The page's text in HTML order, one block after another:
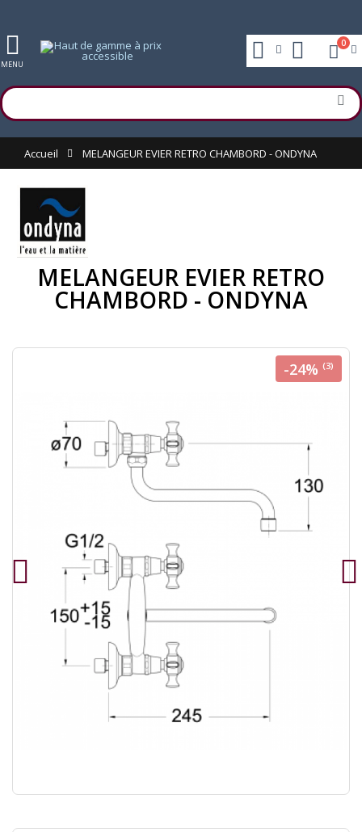
MENU
0
Accueil MELANGEUR EVIER RETRO CHAMBORD - ONDYNA
MELANGEUR EVIER RETRO
CHAMBORD - ONDYNA
-24% (3)